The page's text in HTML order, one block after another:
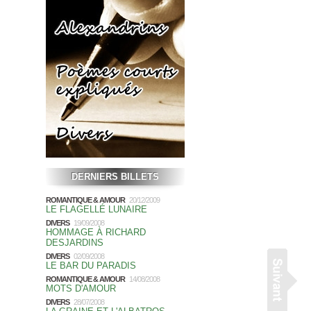
DERNIERS BILLETS
ROMANTIQUE & AMOUR20/12/2009
LE FLAGELLÉ LUNAIRE
DIVERS19/09/2008
HOMMAGE À RICHARD
DESJARDINS
DIVERS02/09/2008
LE BAR DU PARADIS
ROMANTIQUE & AMOUR14/08/2008
MOTS D'AMOUR
DIVERS28/07/2008